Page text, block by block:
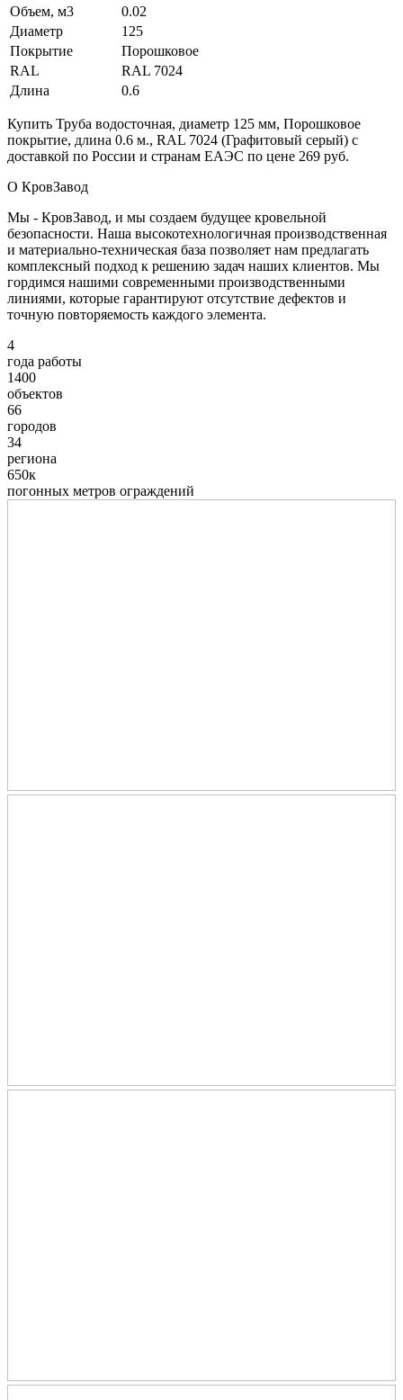
Объем, м3
0.02
Диаметр
125
Покрытие
Порошковое
RAL
RAL 7024
Длина
0.6
Купить Труба водосточная, диаметр 125 мм, Порошковое
покрытие, длина 0.6 м., RAL 7024 (Графитовый серый) с
доставкой по России и странам ЕАЭС по цене 269 руб.
О КровЗавод
Мы - КровЗавод, и мы создаем будущее кровельной
безопасности. Наша высокотехнологичная производственная
и материально-техническая база позволяет нам предлагать
комплексный подход к решению задач наших клиентов. Мы
гордимся нашими современными производственными
линиями, которые гарантируют отсутствие дефектов и
точную повторяемость каждого элемента.
4
года работы
1400
объектов
66
городов
34
региона
650к
погонных метров ограждений